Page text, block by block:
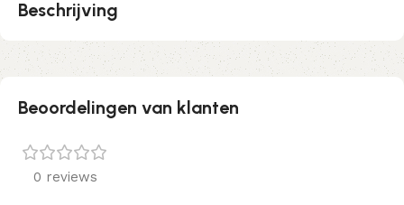
Beschrijving
Beoordelingen van klanten
0 reviews